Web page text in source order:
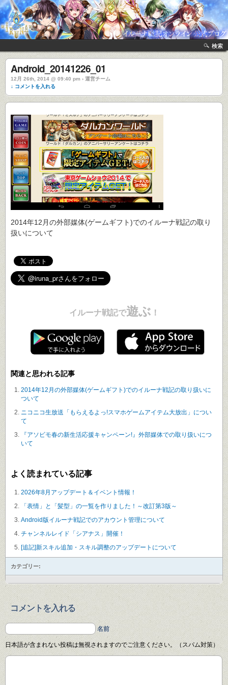
検索
Android_20141226_01
12月 26th, 2014 @ 09:40 pm › 運営チーム
↓ コメントを入れる
2014年12月の外部媒体(ゲームギフト)でのイルーナ戦記の取り
扱いについて
イルーナ戦記で遊ぶ ！
関連と思われる記事
2014年12月の外部媒体(ゲームギフト)でのイルーナ戦記の取り扱いに
ついて
ニコニコ生放送「もらえるよっ!スマホゲームアイテム大放出」につい
て
『アソビモ春の新生活応援キャンペーン!』外部媒体での取り扱いにつ
いて
よく読まれている記事
2026年8月アップデート＆イベント情報！
「表情」と「髪型」の一覧を作りました！～改訂第3版～
Android版イルーナ戦記でのアカウント管理について
チャンネルレイド「シアナス」開催！
[追記]新スキル追加・スキル調整のアップデートについて
カテゴリー:
コメントを入れる
名前
日本語が含まれない投稿は無視されますのでご注意ください。（スパム対策）